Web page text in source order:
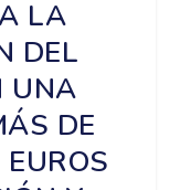
LA
DEL
UNA
DE